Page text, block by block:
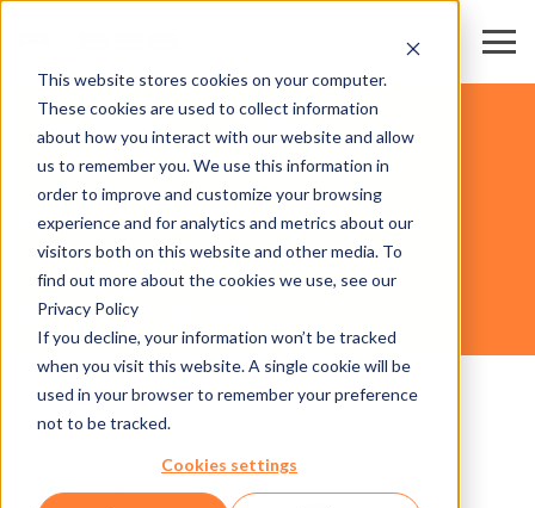
This website stores cookies on your computer.
These cookies are used to collect information
about how you interact with our website and allow
us to remember you. We use this information in
order to improve and customize your browsing
experience and for analytics and metrics about our
visitors both on this website and other media. To
find out more about the cookies we use, see our
Privacy Policy
If you decline, your information won’t be tracked
when you visit this website. A single cookie will be
used in your browser to remember your preference
not to be tracked.
Cookies settings
AX500 TICKET DISPENSER
DONANIM
KAYAK MERKEZLERİ & TELEFERİKLER